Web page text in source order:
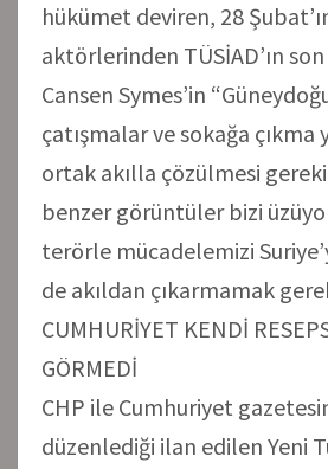
hükümet deviren, 28
aktörlerinden TÜSİAD’ın
Cansen Symes’in
çatışmalar ve sokağa çıkma
ortak akılla çözülmesi
benzer görüntüler bizi
terörle mücadelemizi
de akıldan çıkarmamak
CUMHURİYET KENDİ
GÖRMEDİ
CHP ile Cumhuriyet
düzenlediği ilan edilen Yeni